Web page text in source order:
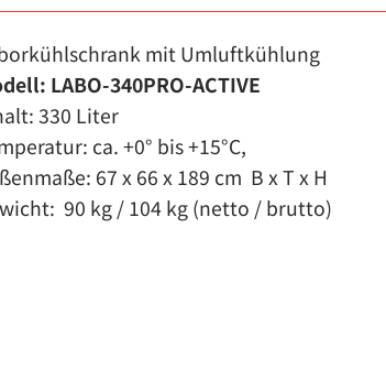
mit Umluftkühlung
LABO-340PRO-ACTIVE
330 Liter
ca. +0° bis +15°C,
67 x 66 x 189 cm B x T x H
90 kg / 104 kg (netto / brutto)